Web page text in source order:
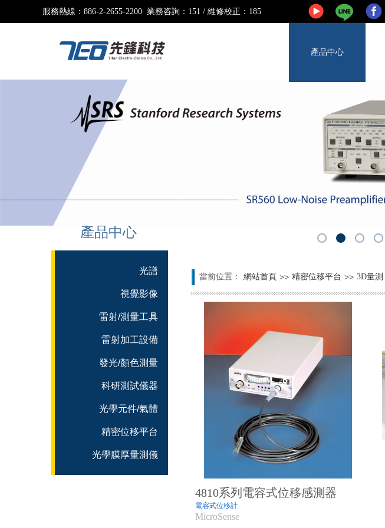
4810系列電容式位移感測器
電容式位移計
MicroSense
產品中心
產品中心
光譜
視覺影像
雷射/測量工具
雷射加工設備
發光/顏色測量
科研測試儀器
光學元件/氣體
精密位移平台
光學膜厚量測儀
服務熱線： 886-2-2655-2200 業務咨詢：151 / 維修校正：185
當前位置： 網站首頁 >> 精密位移平台 >> 3D量測